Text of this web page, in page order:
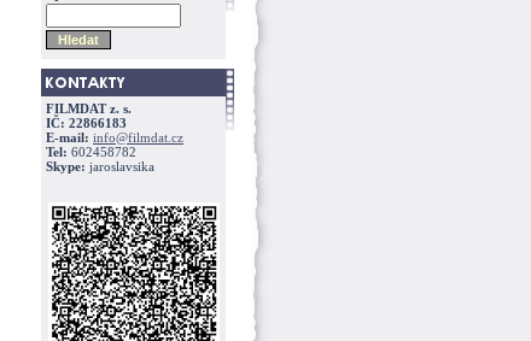
FILMDAT z. s.
IČ: 22866183
E-mail: info@filmdat.cz
Tel: 602458782
Skype: jaroslavsika